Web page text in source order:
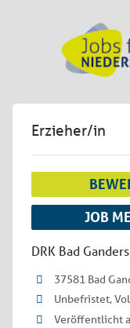
Erzieher/in
JOB
DRK Bad
37581 Bad
Unbefristet,
Veröffentlicht